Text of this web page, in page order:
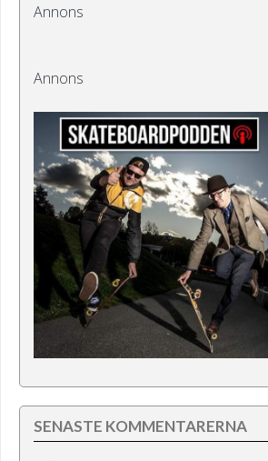
Annons
Annons
SENASTE KOMMENTARERNA